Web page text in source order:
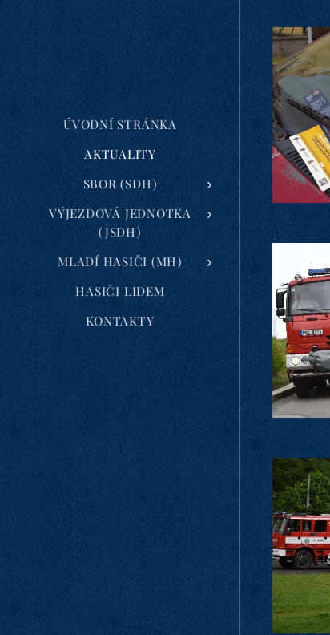
ÚVODNÍ STRÁNKA
AKTUALITY
SBOR (SDH)
VÝJEZDOVÁ JEDNOTKA
(JSDH)
MLADÍ HASIČI (MH)
HASIČI LIDEM
KONTAKTY